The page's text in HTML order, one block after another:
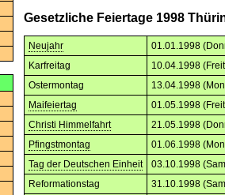
Gesetzliche Feiertage 1998
Neujahr
01.01.1998
Karfreitag
10.04.1998
Ostermontag
13.04.1998
Maifeiertag
01.05.1998
Christi Himmelfahrt
21.05.1998
Pfingstmontag
01.06.1998
Tag der Deutschen Einheit
03.10.1998
Reformationstag
31.10.1998